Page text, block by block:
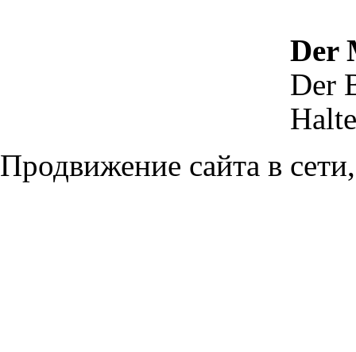
Der
Der
Продвижение сайта в